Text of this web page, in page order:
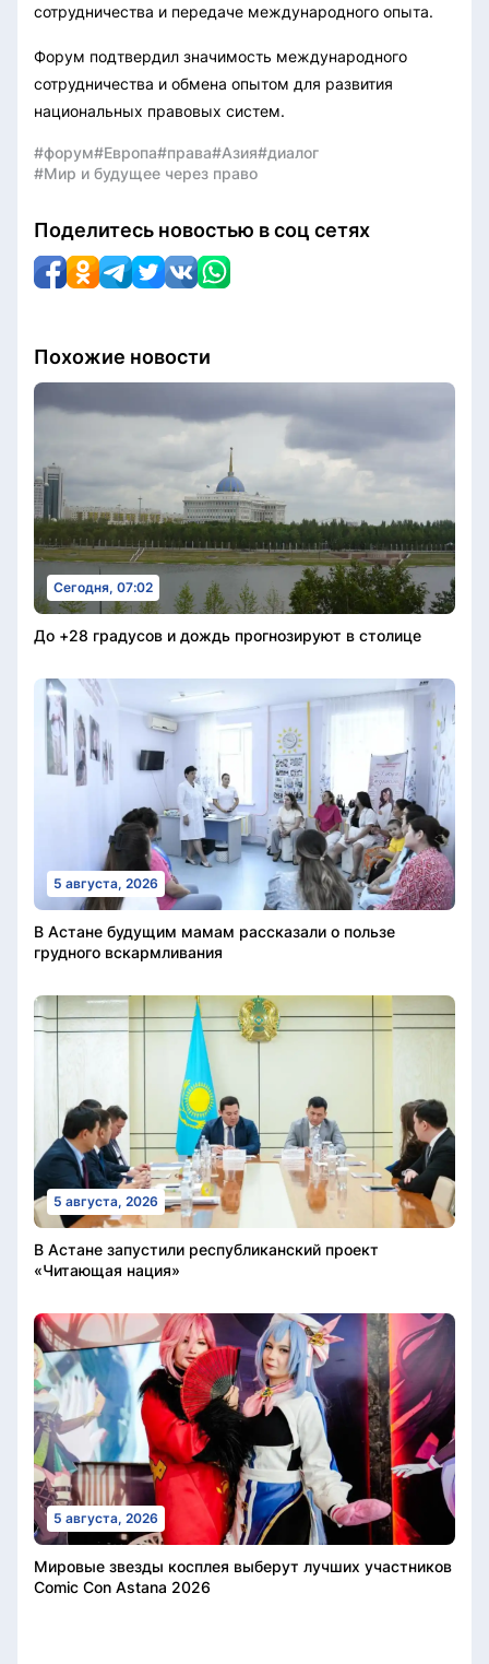
сотрудничества и передаче международного опыта.
Форум подтвердил значимость международного
сотрудничества и обмена опытом для развития
национальных правовых систем.
#форум#Европа#права#Азия#диалог
#Мир и будущее через право
Поделитесь новостью в соц сетях
Похожие новости
Сегодня, 07:02
До +28 градусов и дождь прогнозируют в столице
5 августа, 2026
В Астане будущим мамам рассказали о пользе
грудного вскармливания
5 августа, 2026
В Астане запустили республиканский проект
«Читающая нация»
5 августа, 2026
Мировые звезды косплея выберут лучших участников
Comic Con Astana 2026